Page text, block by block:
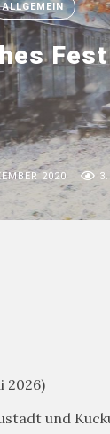
ALLGEMEIN
Fest
2020
2026)
und